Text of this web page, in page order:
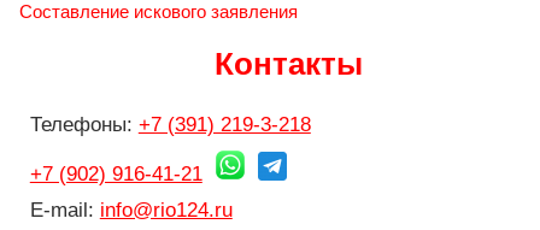
Составление искового заявления
Контакты
Телефоны: +7 (391) 219-3-218
+7 (902) 916-41-21
E-mail: info@rio124.ru